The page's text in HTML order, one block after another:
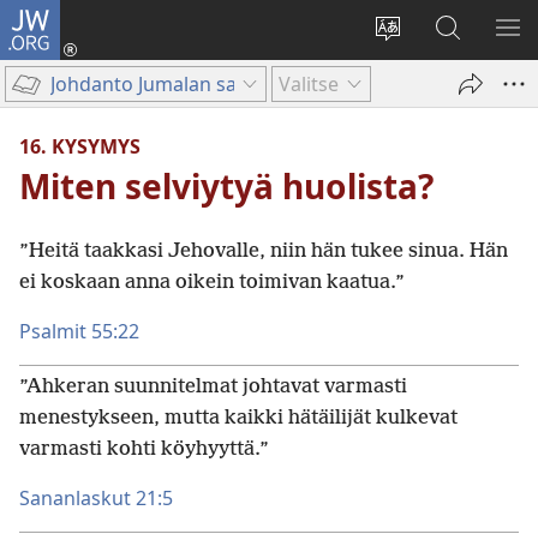
JW.ORG
Vaihda
kieli
Kirjaudu
(avaa
uuden
ikkunan)
Hae
JW.ORG-
sivustolta
Johdanto Jumalan sanaanValitse
16. KYSYMYS
Miten selviytyä huolista?
”Heitä taakkasi Jehovalle, niin hän tukee sinua. Hän
ei koskaan anna oikein toimivan kaatua.”
Psalmit 55:22
”Ahkeran suunnitelmat johtavat varmasti
menestykseen, mutta kaikki hätäilijät kulkevat
varmasti kohti köyhyyttä.”
Sananlaskut 21:5